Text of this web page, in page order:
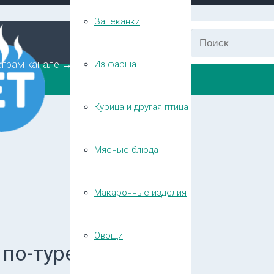
Запеканки
Из фарша
Курица и другая птица
Мясные блюда
Макаронные изделия
Овощи
канале →
турецки